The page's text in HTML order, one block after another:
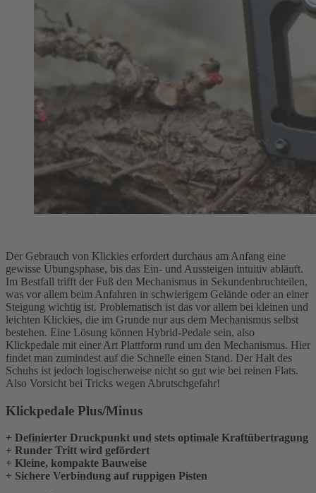
Der Gebrauch von Klickies erfordert durchaus am Anfang eine
gewisse Übungsphase, bis das Ein- und Aussteigen intuitiv abläuft.
Im Bestfall trifft der Fuß den Mechanismus in Sekundenbruchteilen,
was vor allem beim Anfahren in schwierigem Gelände oder an einer
Steigung wichtig ist. Problematisch ist das vor allem bei kleinen und
leichten Klickies, die im Grunde nur aus dem Mechanismus selbst
bestehen. Eine Lösung können Hybrid-Pedale sein, also
Klickpedale mit einer Art Plattform rund um den Mechanismus. Hier
findet man zumindest auf die Schnelle einen Stand. Der Halt des
Schuhs ist jedoch logischerweise nicht so gut wie bei reinen Flats.
Also Vorsicht bei Tricks wegen Abrutschgefahr!
Klickpedale Plus/Minus
+ Definierter Druckpunkt und stets optimale Kraftübertragung
+ Runder Tritt wird gefördert
+ Kleine, kompakte Bauweise
+ Sichere Verbindung auf ruppigen Pisten